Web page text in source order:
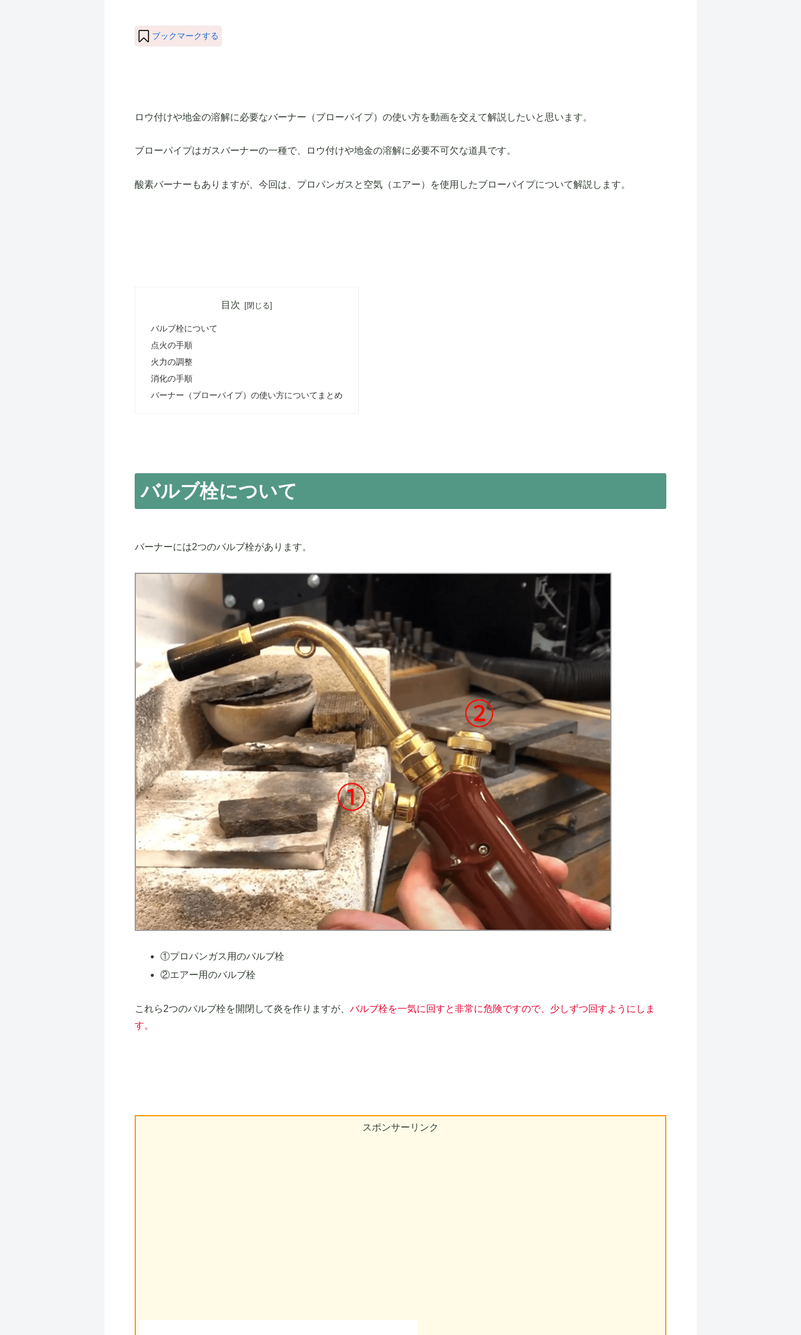
ブックマークする
ロウ付けや地金の溶解に必要なバーナー（ブローパイプ）の使い方を動画を交えて解説したいと思います。
ブローパイプはガスバーナーの一種で、ロウ付けや地金の溶解に必要不可欠な道具です。
酸素バーナーもありますが、今回は、プロパンガスと空気（エアー）を使用したブローパイプについて解説します。
目次
バルブ栓について
点火の手順
火力の調整
消化の手順
バーナー（ブローパイプ）の使い方についてまとめ
バルブ栓について
バーナーには2つのバルブ栓があります。
①プロパンガス用のバルブ栓
②エアー用のバルブ栓
これら2つのバルブ栓を開閉して炎を作りますが、 バルブ栓を一気に回すと非常に危険ですので、少しずつ回すようにしま
す。
スポンサーリンク